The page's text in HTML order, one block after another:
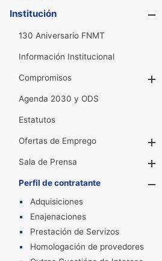
Institución
130 Aniversario FNMT
Información Institucional
Compromisos
Agenda 2030 y ODS
Estatutos
Ofertas de Emprego
Sala de Prensa
Perfil de contratante
Adquisiciones
Enajenaciones
Prestación de Servizos
Homologación de provedores